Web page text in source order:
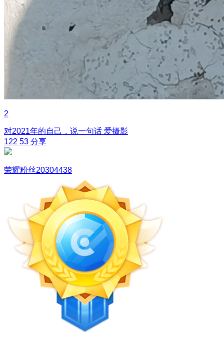
2
对2021年的自己，说一句话 爱摄影
122 53 分享
荣耀粉丝20304438